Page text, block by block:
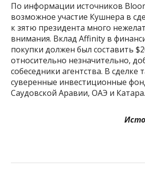
По информации источников
возможное участие Кушнера в
к зятю президента много
внимания. Вклад Affinity в
покупки должен был составить
относительно незначительно,
собеседники агентства. В сделке
суверенные инвестиционные
Саудовской Аравии, ОАЭ и Катара.